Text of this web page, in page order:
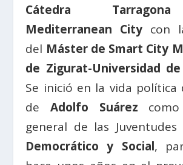
Cátedra
Mediterranean City con
del Máster de Smart City
de Zigurat-Universidad
Se inició en la vida política
de Adolfo Suárez
general de las Juventudes
Democrático y Social,